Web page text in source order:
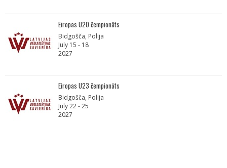
Eiropas U20 čempionāts
Bidgošča, Polija
July 15 - 18
2027
Eiropas U23 čempionāts
Bidgošča, Polija
July 22 - 25
2027